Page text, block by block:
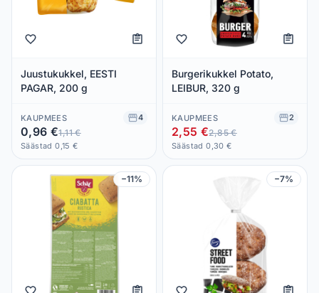
Juustukukkel, EESTI
PAGAR, 200 g
KAUPMEES 4
0,96 €1,11 €
Säästad 0,15 €
Burgerikukkel Potato,
LEIBUR, 320 g
KAUPMEES 2
2,55 €2,85 €
Säästad 0,30 €
−11% −7%